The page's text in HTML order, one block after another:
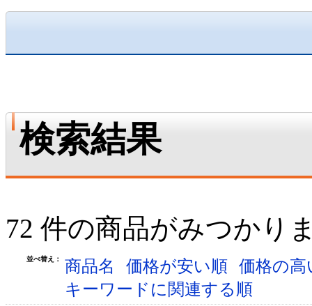
検索結果
72 件の商品がみつかり
並べ替え： 商品名 価格が安い順 価格の
キーワードに関連する順